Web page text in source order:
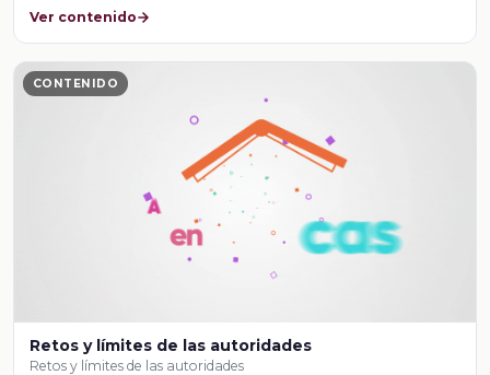
Ver contenido
CONTENIDO
Retos y límites de las autoridades
Retos y límites de las autoridades